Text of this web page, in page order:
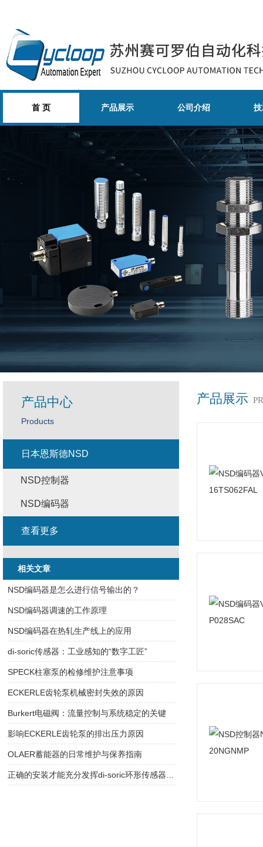
首 页 产品展示 公司介绍
产品展示
产品中心
Products
日本恩斯德NSD
NSD控制器
NSD编码器
查看更多
相关文章
NSD编码器是怎么进行信号输出的？
NSD编码器调速的工作原理
NSD编码器在热轧生产线上的应用
di-soric传感器：工业感知的“数字工匠”
SPECK柱塞泵的检修维护注意事项
ECKERLE齿轮泵机械密封失效的原因
Burkert电磁阀：流量控制与系统稳定的关键
影响ECKERLE齿轮泵的排出压力原因
OLAER蓄能器的日常维护与保养指南